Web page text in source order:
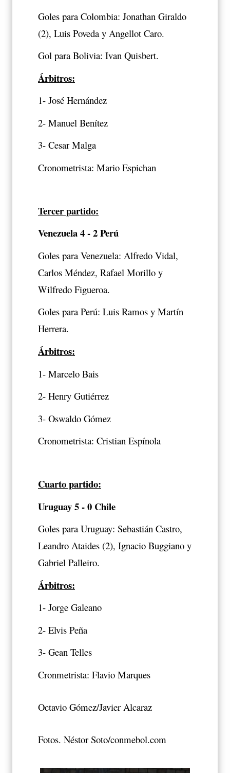
Goles para Colombia: Jonathan Giraldo
(2), Luis Poveda y Angellot Caro.
Gol para Bolivia: Ivan Quisbert.
Árbitros:
1- José Hernández
2- Manuel Benítez
3- Cesar Malga
Cronometrista: Mario Espichan
Tercer partido:
Venezuela 4 - 2 Perú
Goles para Venezuela: Alfredo Vidal,
Carlos Méndez, Rafael Morillo y
Wilfredo Figueroa.
Goles para Perú: Luis Ramos y Martín
Herrera.
Árbitros:
1- Marcelo Bais
2- Henry Gutiérrez
3- Oswaldo Gómez
Cronometrista: Cristian Espínola
Cuarto partido:
Uruguay 5 - 0 Chile
Goles para Uruguay: Sebastián Castro,
Leandro Ataides (2), Ignacio Buggiano y
Gabriel Palleiro.
Árbitros:
1- Jorge Galeano
2- Elvis Peña
3- Gean Telles
Cronmetrista: Flavio Marques
Octavio Gómez/Javier Alcaraz
Fotos. Néstor Soto/conmebol.com